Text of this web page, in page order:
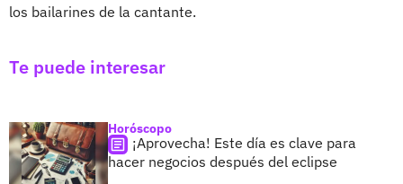
los bailarines de la cantante.
Te puede interesar
Horóscopo
¡Aprovecha! Este día es clave para
hacer negocios después del eclipse